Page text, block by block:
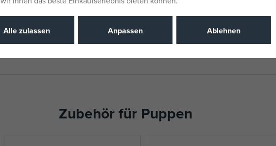
Zubehör für Puppen
Alle zulassen Anpassen Ablehnen